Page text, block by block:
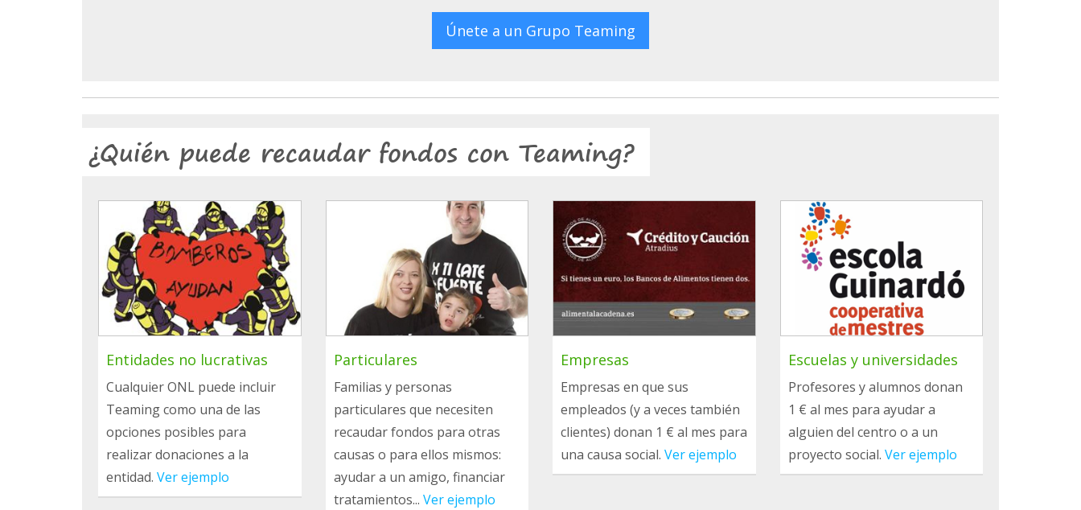
Únete a un Grupo Teaming
¿Quién puede recaudar fondos con Teaming?
Entidades no lucrativas
Cualquier ONL puede incluir
Teaming como una de las
opciones posibles para
realizar donaciones a la
entidad. Ver ejemplo
Particulares
Familias y personas
particulares que necesiten
recaudar fondos para otras
causas o para ellos mismos:
ayudar a un amigo, financiar
tratamientos... Ver ejemplo
Empresas
Empresas en que sus
empleados (y a veces también
clientes) donan 1 € al mes para
una causa social. Ver ejemplo
Escuelas y universidades
Profesores y alumnos donan
1 € al mes para ayudar a
alguien del centro o a un
proyecto social. Ver ejemplo